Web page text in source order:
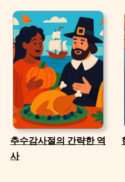
추수감사절의 간략한 역
사